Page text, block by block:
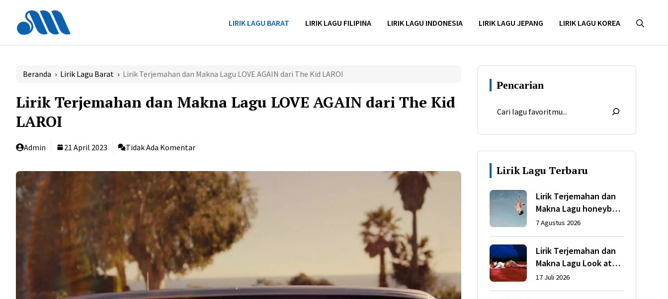
LIRIK LAGU BARAT LIRIK LAGU FILIPINA LIRIK LAGU INDONESIA LIRIK LAGU JEPANG LIRIK LAGU KOREA
Beranda › Lirik Lagu Barat › Lirik Terjemahan dan Makna Lagu LOVE AGAIN dari The Kid LAROI
Lirik Terjemahan dan Makna Lagu LOVE AGAIN dari The Kid
LAROI
Admin 21 April 2023 Tidak Ada Komentar
Pencarian
Lirik Lagu Terbaru
Lirik Terjemahan dan
Makna Lagu honeybee
dari Olivia Rodrigo
7 Agustus 2026
Lirik Terjemahan dan
Makna Lagu Look at
My Life dari Gracie
Abrams
17 Juli 2026